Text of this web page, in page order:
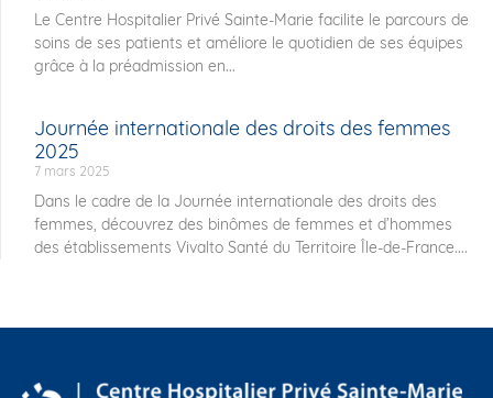
Le Centre Hospitalier Privé Sainte-Marie facilite le parcours de
soins de ses patients et améliore le quotidien de ses équipes
grâce à la préadmission en...
Journée internationale des droits des femmes
2025
7 mars 2025
Dans le cadre de la Journée internationale des droits des
femmes, découvrez des binômes de femmes et d’hommes
des établissements Vivalto Santé du Territoire Île-de-France....